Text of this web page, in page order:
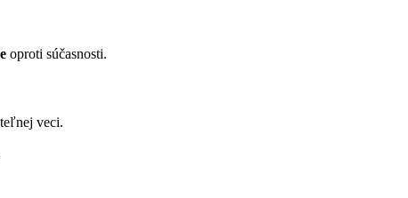
oproti súčasnosti.
veci.